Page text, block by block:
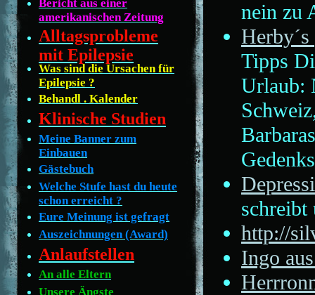
Bericht aus einer
amerikanischen Zeitung
Alltagsprobleme
mit Epilepsie
Was sind die Ursachen für
Epilepsie ?
Behandl . Kalender
Klinische Studien
Meine Banner zum
Einbauen
Gästebuch
Welche Stufe hast du heute
schon erreicht ?
Eure Meinung ist gefragt
Auszeichnungen (Award)
Anlaufstellen
An alle Eltern
Unsere Ängste
nein zu
Tipps
Urlaub:
schreibt
http://
Ingo